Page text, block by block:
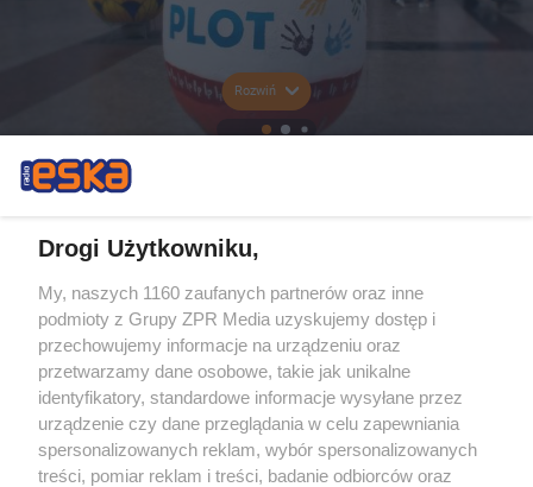
Rozwiń
Drogi Użytkowniku,
My, naszych 1160 zaufanych partnerów oraz inne
podmioty z Grupy ZPR Media uzyskujemy dostęp i
przechowujemy informacje na urządzeniu oraz
przetwarzamy dane osobowe, takie jak unikalne
identyfikatory, standardowe informacje wysyłane przez
urządzenie czy dane przeglądania w celu zapewniania
spersonalizowanych reklam, wybór spersonalizowanych
treści, pomiar reklam i treści, badanie odbiorców oraz